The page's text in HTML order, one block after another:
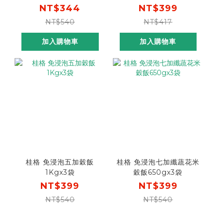
NT$344
NT$540
加入購物車
(1KGX2袋)
NT$399
NT$417
加入購物車
桂格 免浸泡五加穀飯
1Kgx3袋
NT$399
NT$540
桂格 免浸泡七加纖蔬花米
穀飯650gx3袋
NT$399
NT$540